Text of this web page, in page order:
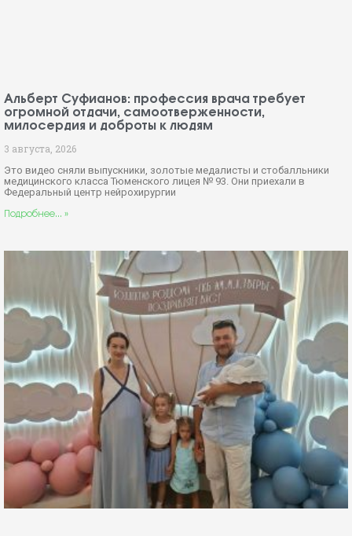
Альберт Суфианов: профессия врача требует
огромной отдачи, самоотверженности,
милосердия и доброты к людям
3 августа, 2026
Это видео сняли выпускники, золотые медалисты и стобалльники
медицинского класса Тюменского лицея № 93. Они приехали в
Федеральный центр нейрохирургии
Подробнее... »